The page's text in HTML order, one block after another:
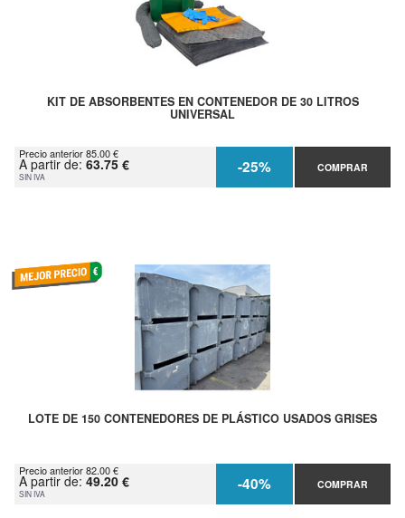
KIT DE ABSORBENTES EN CONTENEDOR DE 30 LITROS
UNIVERSAL
Precio anterior 85.00 €
A partir de: 63.75 €
SIN IVA -25% COMPRAR
LOTE DE 150 CONTENEDORES DE PLÁSTICO USADOS GRISES
Precio anterior 82.00 €
A partir de: 49.20 €
SIN IVA -40% COMPRAR